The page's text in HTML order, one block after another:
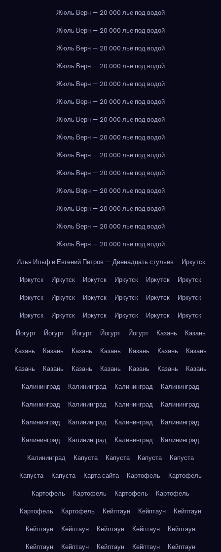
Жюль Верн — 20 000 лье под водой
Жюль Верн — 20 000 лье под водой
Жюль Верн — 20 000 лье под водой
Жюль Верн — 20 000 лье под водой
Жюль Верн — 20 000 лье под водой
Жюль Верн — 20 000 лье под водой
Жюль Верн — 20 000 лье под водой
Жюль Верн — 20 000 лье под водой
Жюль Верн — 20 000 лье под водой
Жюль Верн — 20 000 лье под водой
Жюль Верн — 20 000 лье под водой
Жюль Верн — 20 000 лье под водой
Жюль Верн — 20 000 лье под водой
Жюль Верн — 20 000 лье под водой
Илья Ильф и Евгений Петров — Двенадцать стульев
Иркутск
Иркутск
Иркутск Иркутск Иркутск Иркутск
Иркутск
Иркутск
Иркутск Иркутск Иркутск Иркутск
Иркутск
Иркутск
Иркутск Иркутск Иркутск Иркутск
Иркутск
Йогурт
Йогурт Йогурт Йогурт Йогурт Казань
Казань
Казань
Казань Казань Казань Казань Казань
Казань
Казань
Казань Казань Казань Казань Казань
Казань
Калининград
Калининград Калининград
Калининград
Калининград
Калининград Калининград
Калининград
Калининград
Калининград Калининград
Калининград
Калининград
Калининград Калининград
Калининград
Калининград
Капуста Капуста Капуста
Капуста
Капуста
Капуста Карта сайта Картофель
Картофель
Картофель
Картофель Картофель
Картофель
Картофель
Картофель Кейптаун Кейптаун
Кейптаун
Кейптаун
Кейптаун Кейптаун Кейптаун
Кейптаун
Кейптаун
Кейптаун Кейптаун Кейптаун
Кейптаун